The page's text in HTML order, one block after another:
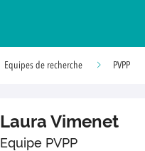
Equipes de recherche PVPP
Laura Vimenet
Equipe PVPP